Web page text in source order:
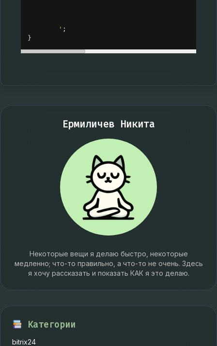
' ;
}
Ермиличев Никита
Некоторые вещи я делаю быстро, некоторые
медленно; что-то правильно, а что-то не очень. Здесь
я хочу рассказать и показать КАК я это делаю.
Категории
bitrix24